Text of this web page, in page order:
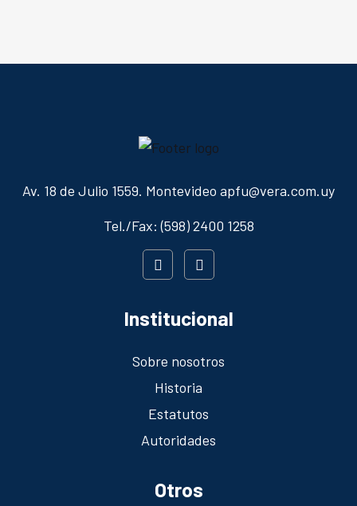
Av. 18 de Julio 1559. Montevideo apfu@vera.com.uy
Tel./Fax: (598) 2400 1258
Institucional
Sobre nosotros
Historia
Estatutos
Autoridades
Otros